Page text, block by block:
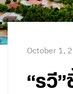
October 1,
“รวี